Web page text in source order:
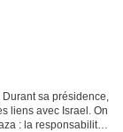
sa présidence,
liens avec Israel. On
: la responsabilité